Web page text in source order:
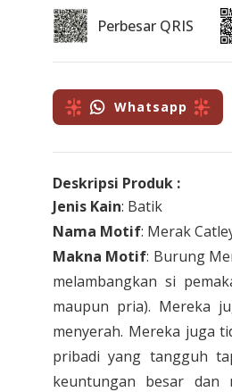
Perbesar QRIS
Whatsapp
Deskripsi Produk :
Jenis Kain: Batik
Nama Motif: Merak
Makna Motif: Burung
melambangkan si
maupun pria). Mereka
menyerah. Mereka juga
pribadi yang tangguh
keuntungan besar dan